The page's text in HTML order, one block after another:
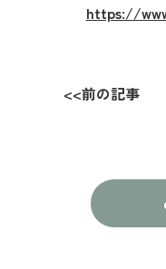
https://
<<前の記事